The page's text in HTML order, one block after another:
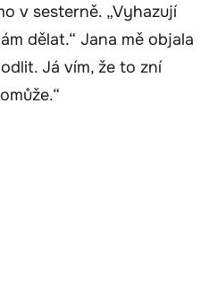
v sesterně. „Vyhazují
dělat.“ Jana mě objala
Já vím, že to zní